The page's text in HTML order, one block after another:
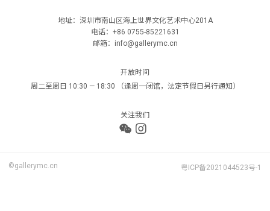
地址：深圳市南山区海上世界文化艺术中心201A
电话：+86 0755-85221631
邮箱：info@gallerymc.cn
开放时间
周二至周日 10:30 — 18:30 （逢周一闭馆，法定节假日另行通知）
关注我们
©gallerymc.cn 粤ICP备2021044523号-1